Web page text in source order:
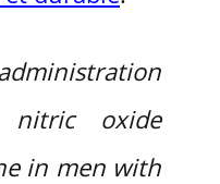
nitric oxide
in men with